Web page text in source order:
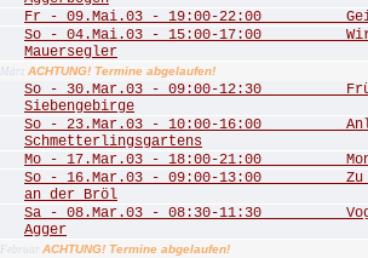
Fr - 09.Mai.03 - 19:00-22:00
So - 04.Mai.03 - 15:00-17:00 Wir
Mauersegler
März ACHTUNG! Termine abgelaufen!
So - 30.Mar.03 - 09:00-12:30
Siebengebirge
So - 23.Mar.03 - 10:00-16:00
Schmetterlingsgartens
Mo - 17.Mar.03 - 18:00-21:00
So - 16.Mar.03 - 09:00-13:00 Zu
an der Bröl
Sa - 08.Mar.03 - 08:30-11:30
Agger
Februar ACHTUNG! Termine abgelaufen!